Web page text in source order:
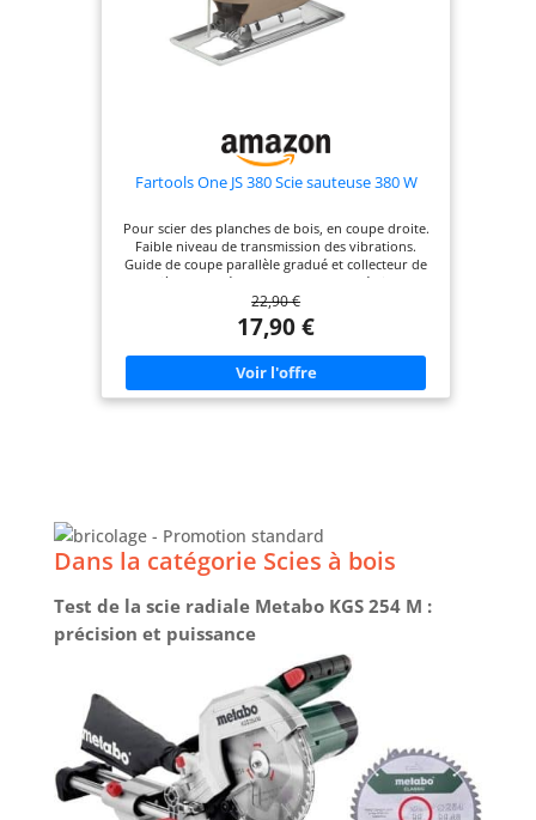
tous les besoins
produit 2:
précision de coupe
maximale dans
tous types de bois
lames XPC offrent
un contrôle
dans les bois les
plus durs produit
2: La marque à
laquelle les
Fartools One JS 380 Scie sauteuse 380 W
Pour scier des planches de bois, en coupe droite.
Faible niveau de transmission des vibrations.
Guide de coupe parallèle gradué et collecteur de
poussière Base réglable 45°/90° pour réaliser des
coupes en biais. Livré avec lames
22,90 €
17,90 €
Dans la catégorie Scies à bois
Test de la scie radiale Metabo KGS 254 M :
précision et puissance